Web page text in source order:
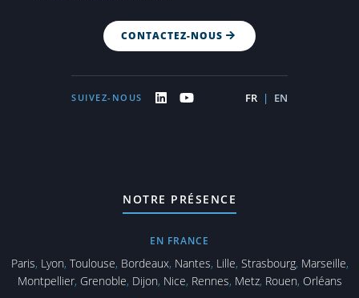
CONTACTEZ-NOUS
SUIVEZ-NOUS FR | EN
NOTRE PRÉSENCE
EN FRANCE
Paris, Lyon, Toulouse, Bordeaux, Nantes, Lille, Strasbourg, Marseille,
Montpellier, Grenoble, Dijon, Nice, Rennes, Metz, Rouen, Orléans